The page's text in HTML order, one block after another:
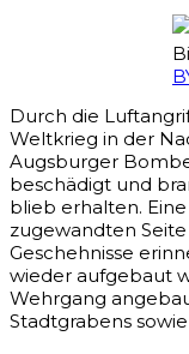
Durch die
Weltkrieg in der
Augsburger
beschädigt und
blieb erhalten.
zugewandten
Geschehnisse
wieder aufgebaut
Wehrgang
Stadtgrabens